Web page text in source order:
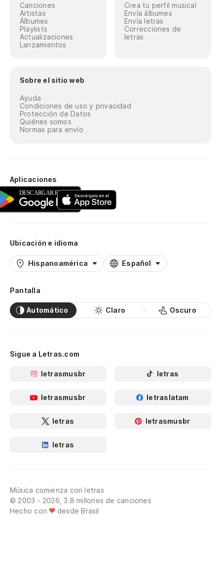
Canciones
Artistas
Álbumes
Playlists
Actualizaciones
Lanzamientos
Crea tu perfil musical
Envía álbumes
Envía letras
Correcciones de
letras
Sobre el sitio web
Ayuda
Condiciones de uso y privacidad
Protección de Datos
Quiénes somos
Normas para envío
Aplicaciones
Ubicación e idioma
Hispanoamérica Español
Pantalla
Automático Claro Oscuro
Sigue a Letras.com
letrasmusbr letras
letrasmusbr letraslatam
letras letrasmusbr
letras
Música comienza con letras
© 2003 - 2026, 3.8 millones de canciones
Hecho con
desde Brasil